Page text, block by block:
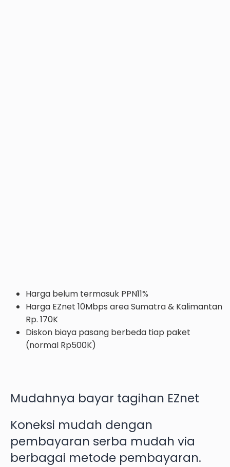
Harga belum termasuk PPN11%
Harga EZnet 10Mbps area Sumatra & Kalimantan
Rp. 170K
Diskon biaya pasang berbeda tiap paket
(normal Rp500K)
Mudahnya bayar tagihan EZnet
Koneksi mudah dengan
pembayaran serba mudah via
berbagai metode pembayaran.